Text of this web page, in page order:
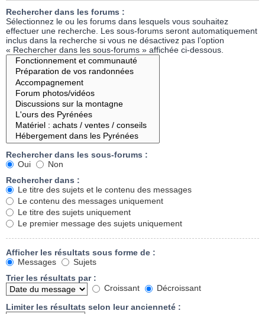
Rechercher dans les forums :
Sélectionnez le ou les forums dans lesquels vous souhaitez
effectuer une recherche. Les sous-forums seront automatiquement
inclus dans la recherche si vous ne désactivez pas l’option
« Rechercher dans les sous-forums » affichée ci-dessous.
Rechercher dans les sous-forums :
Oui
Non
Rechercher dans :
Le titre des sujets et le contenu des messages
Le contenu des messages uniquement
Le titre des sujets uniquement
Le premier message des sujets uniquement
Afficher les résultats sous forme de :
Messages
Sujets
Trier les résultats par :
Croissant
Décroissant
Limiter les résultats selon leur ancienneté :